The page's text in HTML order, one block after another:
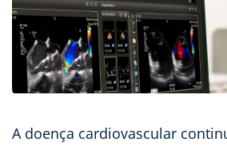
A doença cardiovascular